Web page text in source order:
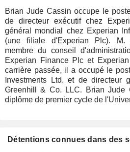
Brian Jude Cassin occupe le
de directeur exécutif chez
général mondial chez Experian
(une filiale d'Experian Plc). M.
membre du conseil
Experian Finance Plc et
carrière passée, il a occupé le
Investments Ltd. et de directeur
Greenhill & Co. LLC. Brian Jude
diplôme de premier cycle de
Détentions connues dans des